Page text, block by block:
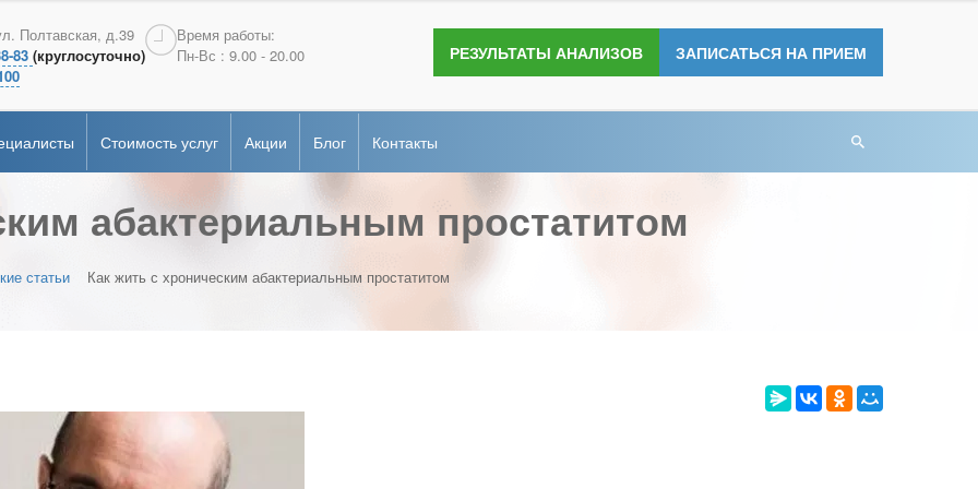
Полтавская, д.39
83 (круглосуточно)
Время работы:
Пн-Вс : 9.00 - 20.00
РЕЗУЛЬТАТЫ АНАЛИЗОВ ЗАПИСАТЬСЯ НА ПРИЕМ
Эндоскопия
Стоимость услуг Акции Блог Контакты
диагностика
Андрология
Эндоскопия
абактериальным простатитом
статьи Как жить с хроническим абактериальным простатитом